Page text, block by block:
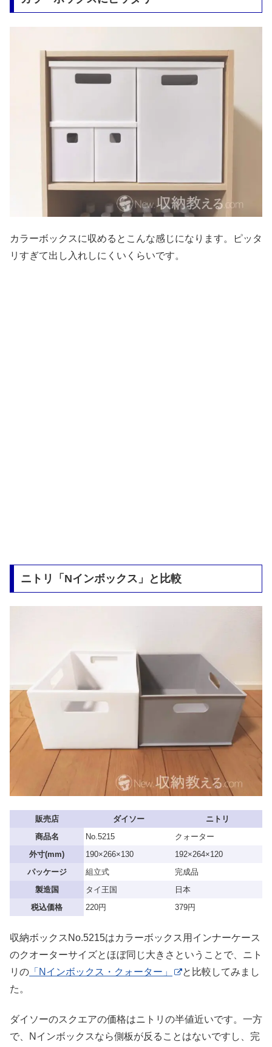
カラーボックスに収めるとこんな感じになります。ピッタ
リすぎて出し入れしにくいくらいです。
ニトリ「Nインボックス」と比較
販売店 ダイソー
ニトリ
商品名
No.5215
クォーター
外寸(mm)
190×266×130
192×264×120
パッケージ
組立式
完成品
製造国
タイ王国
日本
税込価格
220円 379円
収納ボックスNo.5215はカラーボックス用インナーケース
のクオーターサイズとほぼ同じ大きさということで、ニト
リの 「Nインボックス・クォーター」
と比較してみまし
た。
ダイソーのスクエアの価格はニトリの半値近いです。一方
で、Nインボックスなら側板が反ることはないですし、完